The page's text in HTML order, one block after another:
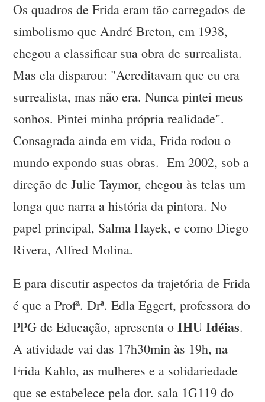
Os quadros de Frida eram tão carregados de
simbolismo que André Breton, em 1938,
chegou a classificar sua obra de surrealista.
Mas ela disparou: "Acreditavam que eu era
surrealista, mas não era. Nunca pintei meus
sonhos. Pintei minha própria realidade".
Consagrada ainda em vida, Frida rodou o
mundo expondo suas obras. Em 2002, sob a
direção de Julie Taymor, chegou às telas um
longa que narra a história da pintora. No
papel principal, Salma Hayek, e como Diego
Rivera, Alfred Molina.
E para discutir aspectos da trajetória de Frida
é que a Profª. Drª. Edla Eggert, professora do
PPG de Educação, apresenta oIHU Idéias.
A atividade vai das 17h30min às 19h, na
Frida Kahlo, as mulheres e a solidariedade
que se estabelece pela dor. sala 1G119 do